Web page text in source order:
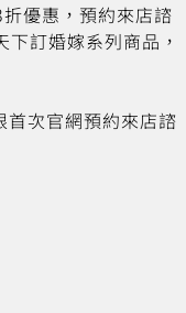
優惠，預約來店諮
訂婚嫁系列商品，
首次官網預約來店諮